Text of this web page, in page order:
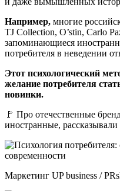
Например, многие
TJ Collection, O’stin, Carlo
запоминающиеся
потребителя в неведении
Этот психологический
желание потребителя
новинки.
🚩 Про отечественные
иностранные, рассказывали
Маркетинг UP business /